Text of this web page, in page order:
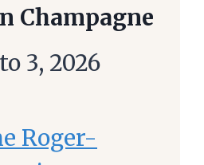
Champagne
3, 2026